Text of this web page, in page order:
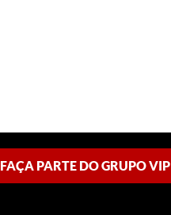
FAÇA PARTE DO GRUPO VIP